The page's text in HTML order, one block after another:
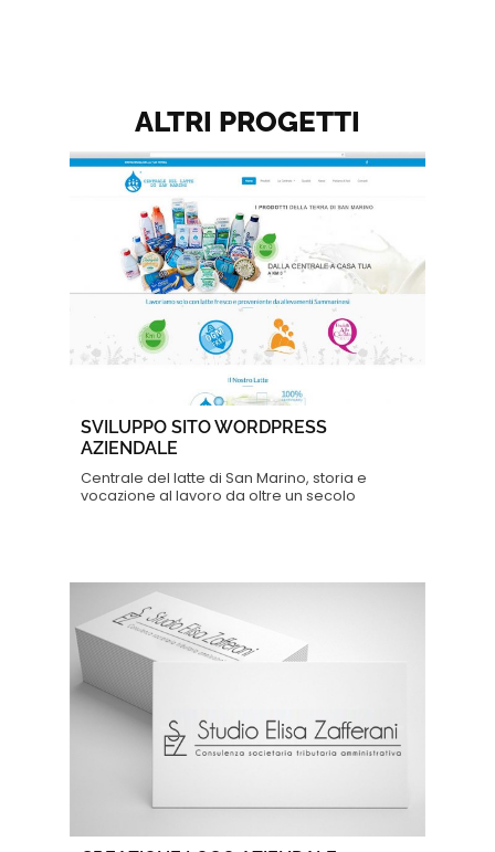
ALTRI PROGETTI
SVILUPPO SITO WORDPRESS
AZIENDALE
Centrale del latte di San Marino, storia e
vocazione al lavoro da oltre un secolo